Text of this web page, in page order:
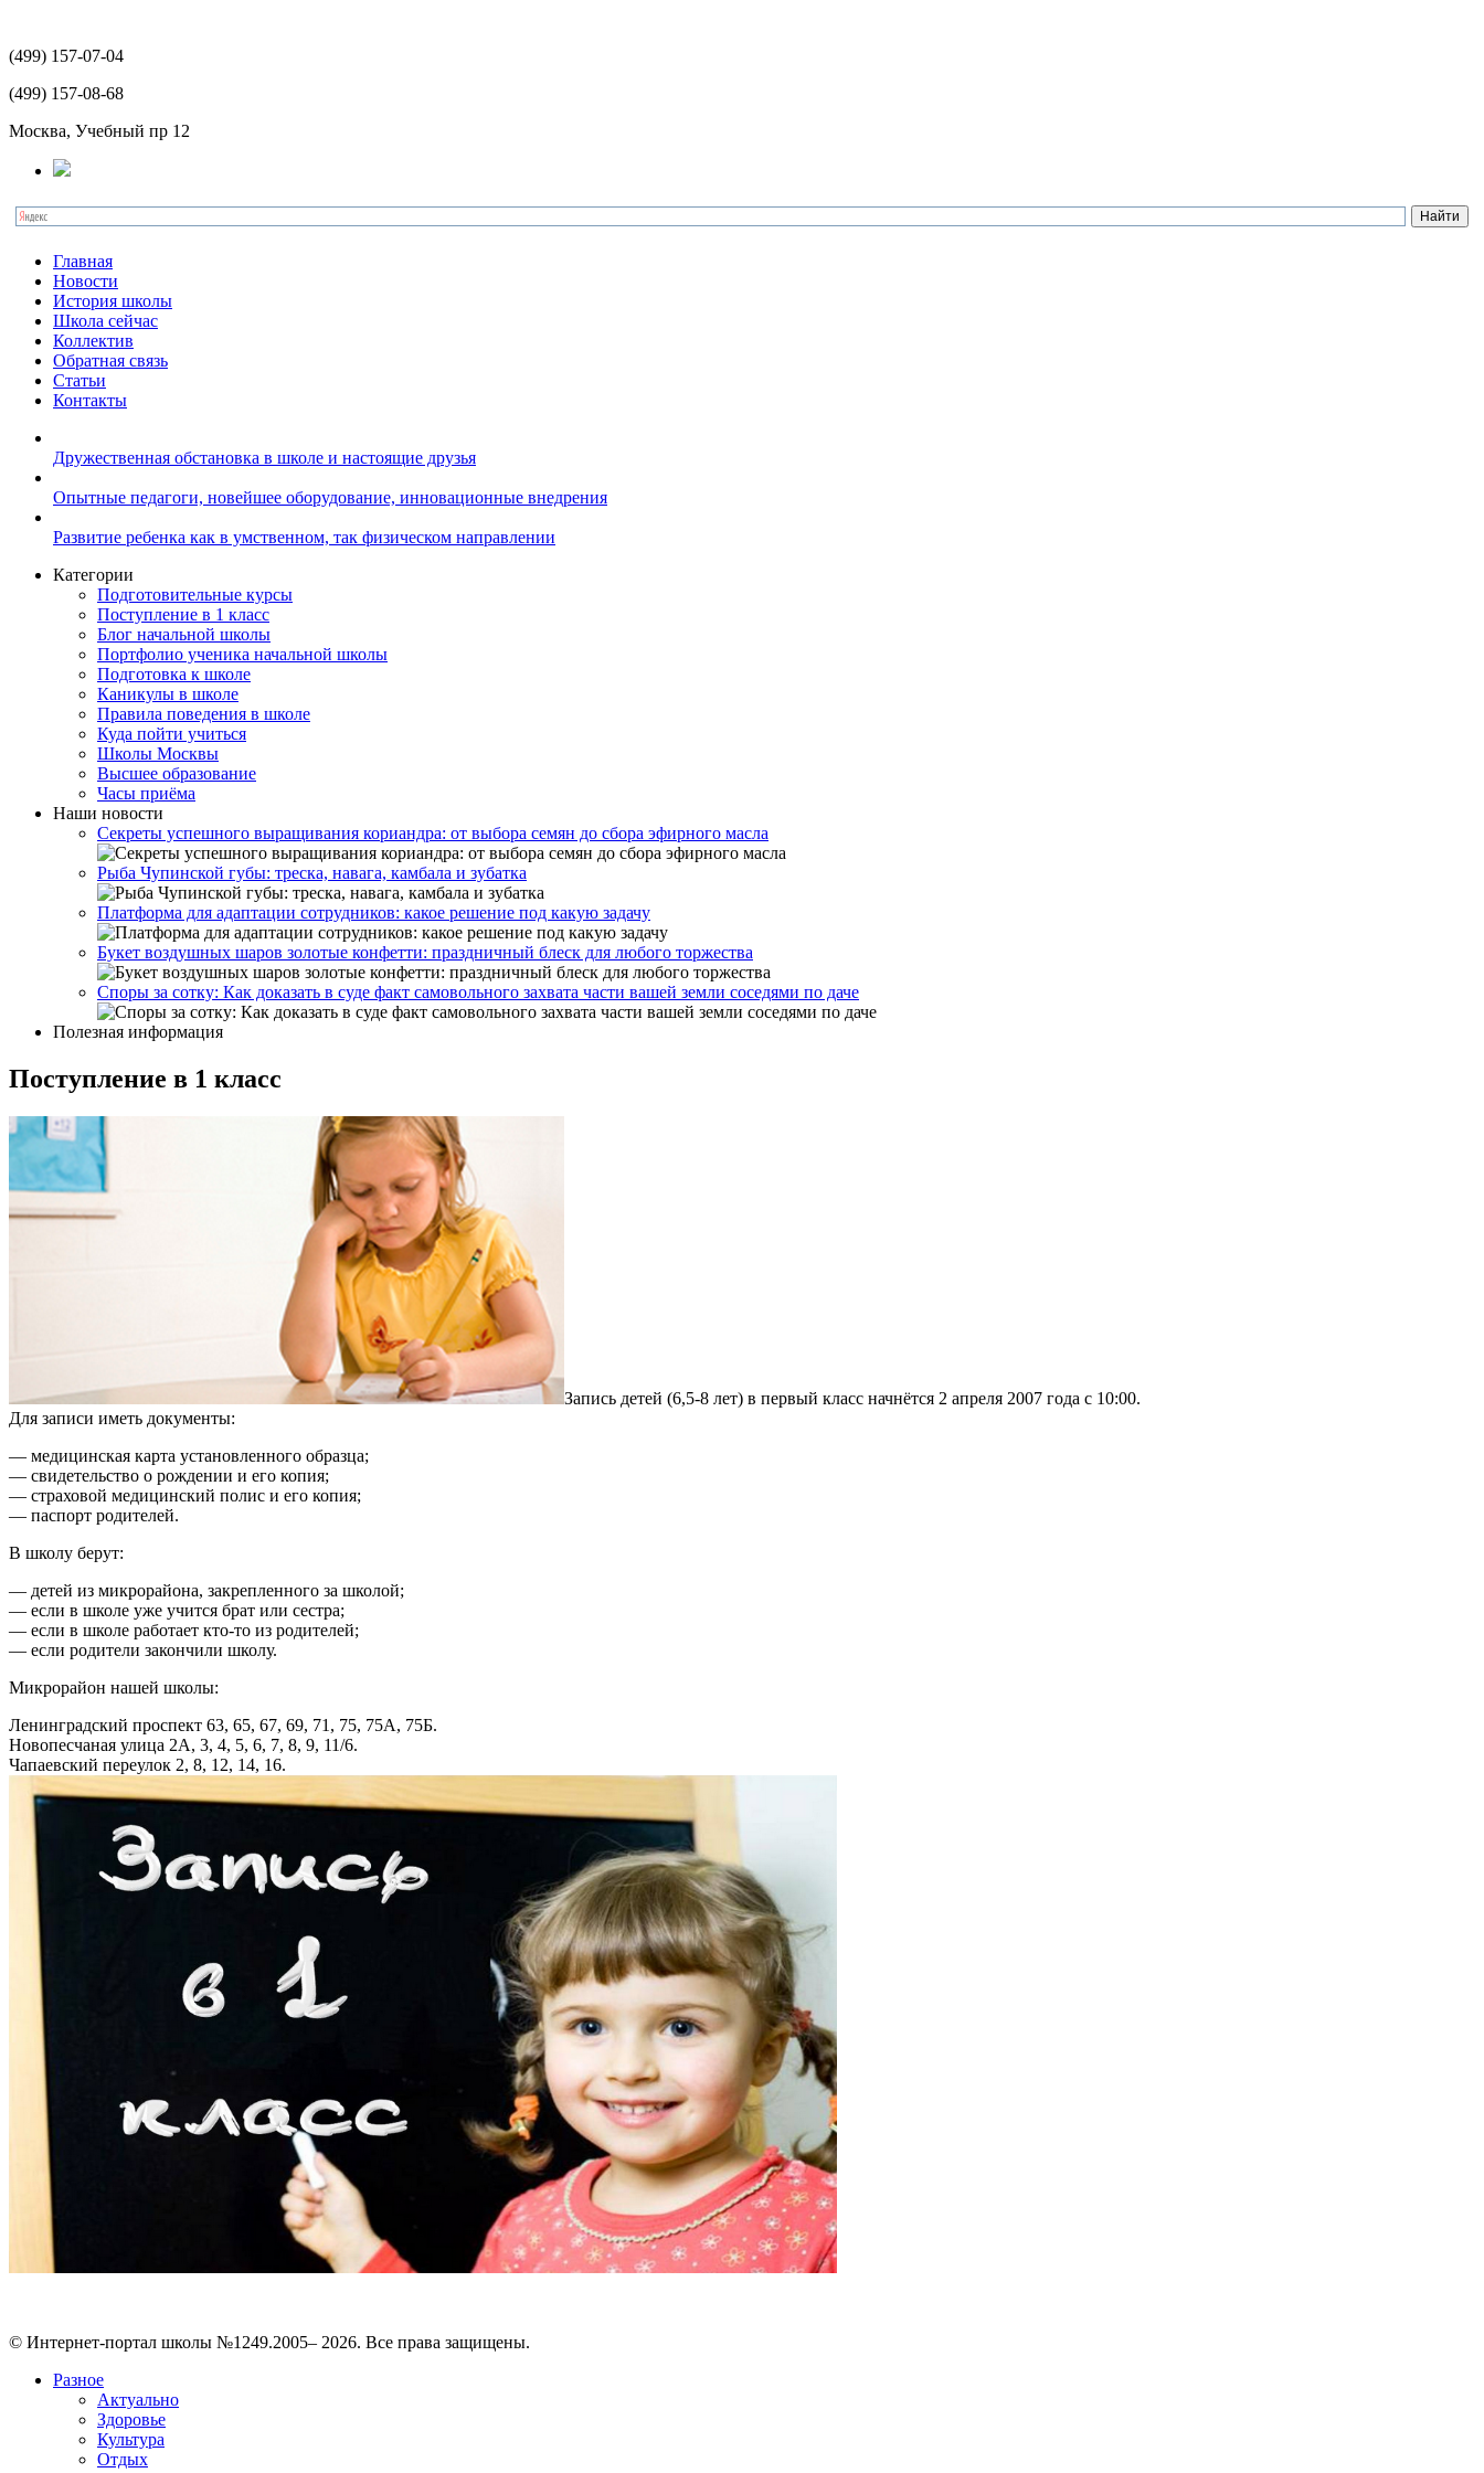
(499) 157-07-04
(499) 157-08-68
Москва, Учебный пр 12
Главная
Новости
История школы
Школа сейчас
Коллектив
Обратная связь
Статьи
Контакты
Дружественная обстановка в школе и настоящие друзья
Опытные педагоги, новейшее оборудование, инновационные внедрения
Развитие ребенка как в умственном, так физическом направлении
Категории
Подготовительные курсы
Поступление в 1 класс
Блог начальной школы
Портфолио ученика начальной школы
Подготовка к школе
Каникулы в школе
Правила поведения в школе
Куда пойти учиться
Школы Москвы
Высшее образование
Часы приёма
Наши новости
Секреты успешного выращивания кориандра: от выбора семян до сбора эфирного масла
Рыба Чупинской губы: треска, навага, камбала и зубатка
Платформа для адаптации сотрудников: какое решение под какую задачу
Букет воздушных шаров золотые конфетти: праздничный блеск для любого торжества
Споры за сотку: Как доказать в суде факт самовольного захвата части вашей земли соседями по даче
Полезная информация
Поступление в 1 класс
Запись детей (6,5-8 лет) в первый класс начнётся 2 апреля 2007 года с 10:00.
Для записи иметь документы:
— медицинская карта установленного образца;
— свидетельство о рождении и его копия;
— страховой медицинский полис и его копия;
— паспорт родителей.
В школу берут:
— детей из микрорайона, закрепленного за школой;
— если в школе уже учится брат или сестра;
— если в школе работает кто-то из родителей;
— если родители закончили школу.
Микрорайон нашей школы:
Ленинградский проспект 63, 65, 67, 69, 71, 75, 75А, 75Б.
Новопесчаная улица 2А, 3, 4, 5, 6, 7, 8, 9, 11/6.
Чапаевский переулок 2, 8, 12, 14, 16.
© Интернет-портал школы №1249.2005– 2026. Все права защищены.
Разное
Актуально
Здоровье
Культура
Отдых